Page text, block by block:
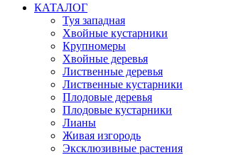
КАТАЛОГ
Туя западная
Хвойные кустарники
Крупномеры
Хвойные деревья
Лиственные деревья
Лиственные кустарники
Плодовые деревья
Плодовые кустарники
Лианы
Живая изгородь
Эксклюзивные растения